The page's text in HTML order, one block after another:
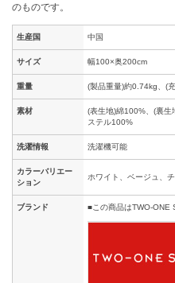
のものです。
生産国 中国
サイズ 幅100×奥200cm
重量 (製品重量)約0.74kg、(
素材
(表生地)綿100%、(裏生
ステル100%
洗濯情報 洗濯機可能
カラーバリエー
ション
ホワイト、ベージュ、
ブランド ■この商品はTWO-ONE